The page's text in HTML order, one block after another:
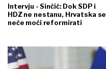
Intervju - Sinčić: Dok SDP i
HDZ ne nestanu, Hrvatska se
neće moći reformirati